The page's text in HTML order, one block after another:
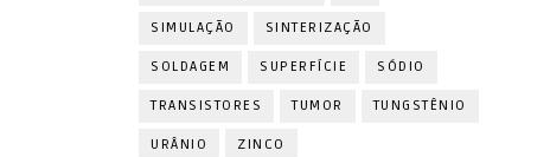
SIMULAÇÃO SINTERIZAÇÃO
SOLDAGEM SUPERFÍCIE SÓDIO
TRANSISTORES TUMOR TUNGSTÊNIO
URÂNIO ZINCO